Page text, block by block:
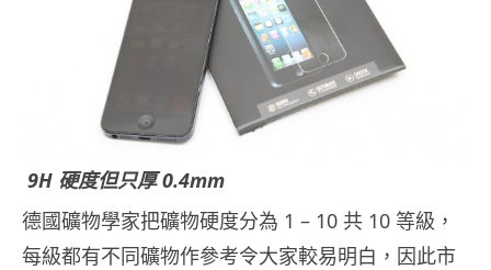
9H 硬度但只厚 0.4mm
德國礦物學家把礦物硬度分為 1 – 10 共 10 等級，
每級都有不同礦物作參考令大家較易明白，因此市